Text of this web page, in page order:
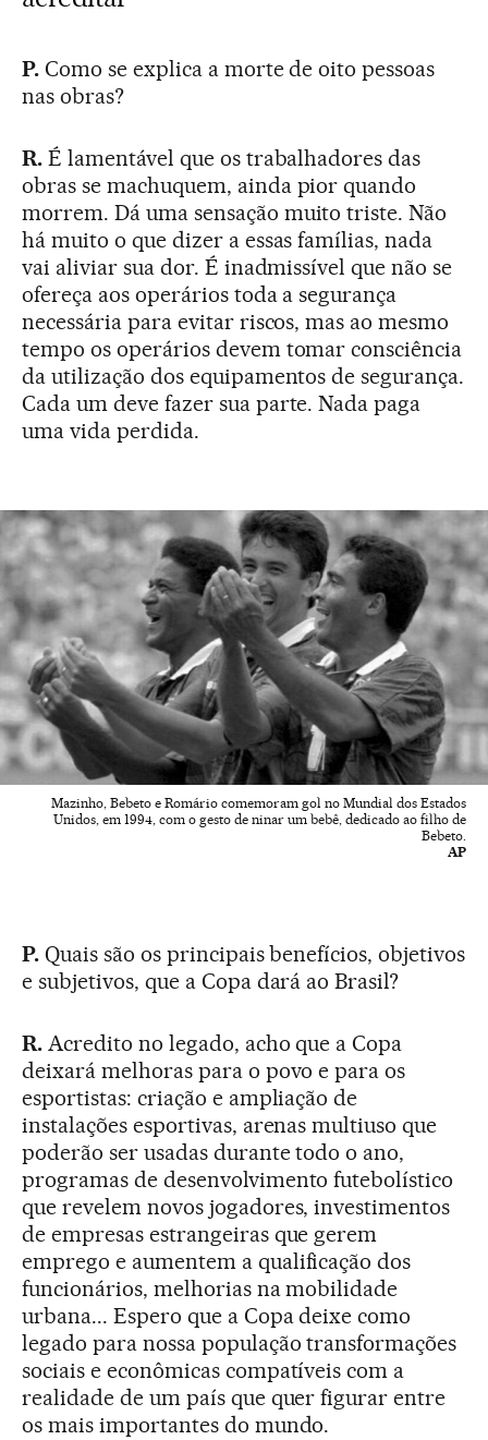
P.Como se explica a morte de oito pessoas
nas obras?
R.É lamentável que os trabalhadores das
obras se machuquem, ainda pior quando
morrem. Dá uma sensação muito triste. Não
há muito o que dizer a essas famílias, nada
vai aliviar sua dor. É inadmissível que não se
ofereça aos operários toda a segurança
necessária para evitar riscos, mas ao mesmo
tempo os operários devem tomar consciência
da utilização dos equipamentos de segurança.
Cada um deve fazer sua parte. Nada paga
uma vida perdida.
Mazinho, Bebeto e Romário comemoram gol no Mundial dos Estados
Unidos, em 1994, com o gesto de ninar um bebê, dedicado ao filho de
Bebeto.
AP
P.Quais são os principais benefícios, objetivos
e subjetivos, que a Copa dará ao Brasil?
R.Acredito no legado, acho que a Copa
deixará melhoras para o povo e para os
esportistas: criação e ampliação de
instalações esportivas, arenas multiuso que
poderão ser usadas durante todo o ano,
programas de desenvolvimento futebolístico
que revelem novos jogadores, investimentos
de empresas estrangeiras que gerem
emprego e aumentem a qualificação dos
funcionários, melhorias na mobilidade
urbana... Espero que a Copa deixe como
legado para nossa população transformações
sociais e econômicas compatíveis com a
realidade de um país que quer figurar entre
os mais importantes do mundo.